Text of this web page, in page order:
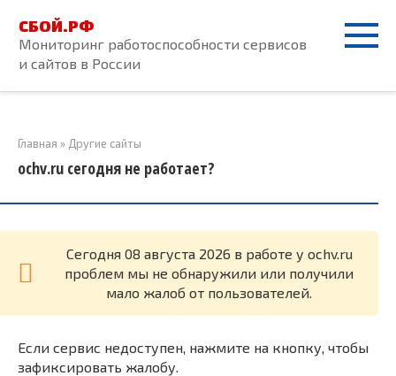
контенту
СБОЙ.РФ
Мониторинг работоспособности сервисов
и сайтов в России
Главная » Другие сайты
ochv.ru сегодня не работает?
Cегодня 08 августа 2026 в работе у ochv.ru
проблем мы не обнаружили или получили
мало жалоб от пользователей.
Если сервис недоступен, нажмите на кнопку, чтобы
зафиксировать жалобу.